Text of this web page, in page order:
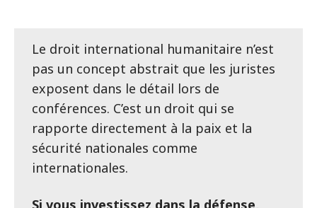
Le droit international humanitaire n’est
pas un concept abstrait que les juristes
exposent dans le détail lors de
conférences. C’est un droit qui se
rapporte directement à la paix et la
sécurité nationales comme
internationales.
Si vous investissez dans la défense,